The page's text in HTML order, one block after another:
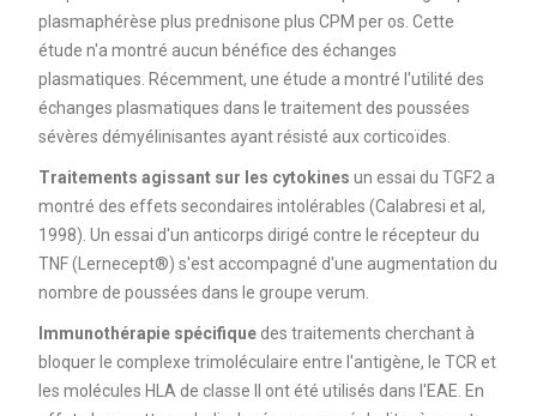
plasmaphérèse plus prednisone plus CPM per os. Cette
étude n'a montré aucun bénéfice des échanges
plasmatiques. Récemment, une étude a montré l'utilité des
échanges plasmatiques dans le traitement des poussées
sévères démyélinisantes ayant résisté aux corticoïdes.
Traitements agissant sur les cytokines un essai du TGF2 a
montré des effets secondaires intolérables (Calabresi et al,
1998). Un essai d'un anticorps dirigé contre le récepteur du
TNF (Lernecept®) s'est accompagné d'une augmentation du
nombre de poussées dans le groupe verum.
Immunothérapie spécifique des traitements cherchant à
bloquer le complexe trimoléculaire entre l'antigène, le TCR et
les molécules HLA de classe II ont été utilisés dans l'EAE. En